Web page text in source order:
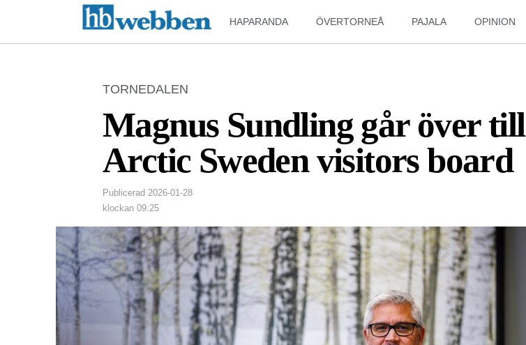
HAPARANDA ÖVERTORNEÅ PAJALA OPINION
TORNEDALEN
Magnus Sundling går över till
Arctic Sweden visitors board
Publicerad 2026-01-28
klockan 09:25